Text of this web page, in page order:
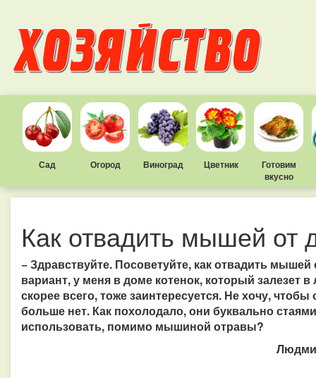
Сад Огород Виноград Цветник
Готовим
вкусно
Как отвадить мышей от
− Здравствуйте. Посоветуйте, как отвадить
вариант, у меня в доме котенок, который
скорее всего, тоже заинтересуется. Не хочу,
больше нет. Как похолодало, они буквально
использовать, помимо мышиной отравы?